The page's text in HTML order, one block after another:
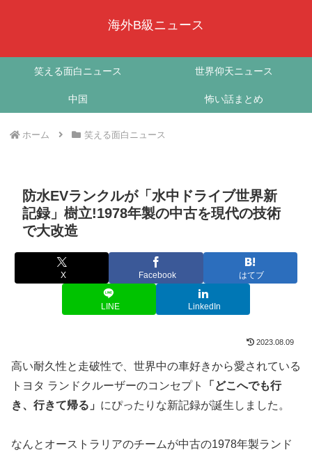
海外B級ニュース
笑える面白ニュース 世界仰天ニュース
中国 怖い話まとめ
ホーム 笑える面白ニュース
防水EVランクルが「水中ドライブ世界新
記録」樹立!1978年製の中古を現代の技術
で大改造
X Facebook はてブ
LINE LinkedIn
2023.08.09
高い耐久性と走破性で、世界中の車好きから愛されている
トヨタ ランドクルーザーのコンセプト
「どこへでも行
き、行きて帰る」 にぴったりな新記録が誕生しました。
なんとオーストラリアのチームが中古の1978年製ランド